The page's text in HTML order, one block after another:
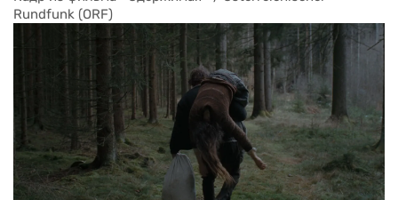
Rundfunk (ORF)